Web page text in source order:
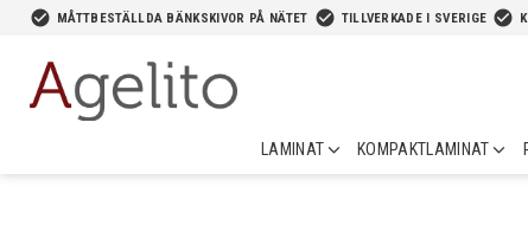
check_circle MÅTTBESTÄLLDA BÄNKSKIVOR PÅ NÄTET check_circle TILLVERKADE I SVERIGE check_circle
LAMINAT KOMPAKTLAMINAT